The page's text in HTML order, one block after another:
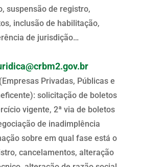
suspensão de registro,
inclusão de habilitação,
de jurisdição…
Privadas, Públicas e
solicitação de boletos
vigente, 2ª via de boletos
de inadimplência
sobre em qual fase está o
cancelamentos, alteração